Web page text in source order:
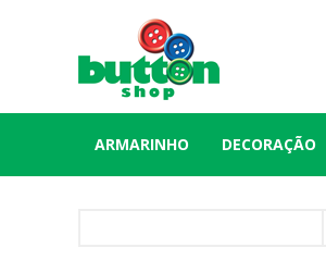
ARMARINHO DECORAÇÃO